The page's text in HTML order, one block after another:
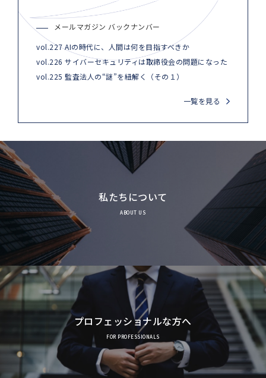
メールマガジン バックナンバー
vol.227 AIの時代に、人間は何を目指すべきか
vol.226 サイバーセキュリティは取締役会の問題になった
vol.225 監査法人の“謎”を紐解く（その１）
一覧を見る
私たちについて
ABOUT US
プロフェッショナルな方へ
FOR PROFESSIONALS